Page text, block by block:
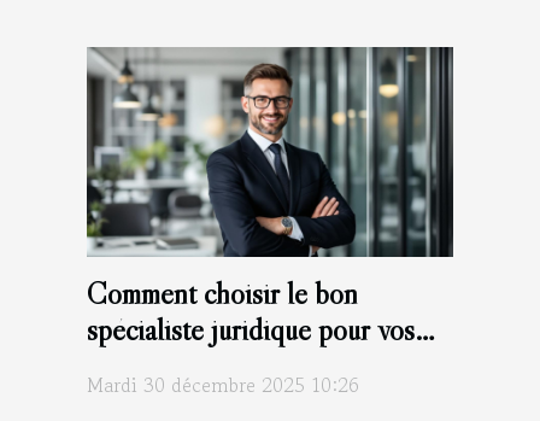
Comment choisir le bon
spécialiste juridique pour vos
Mardi 30 décembre 2025 10:26